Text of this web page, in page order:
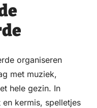
organiseren
met muziek,
hele gezin. In
kermis, spelletjes